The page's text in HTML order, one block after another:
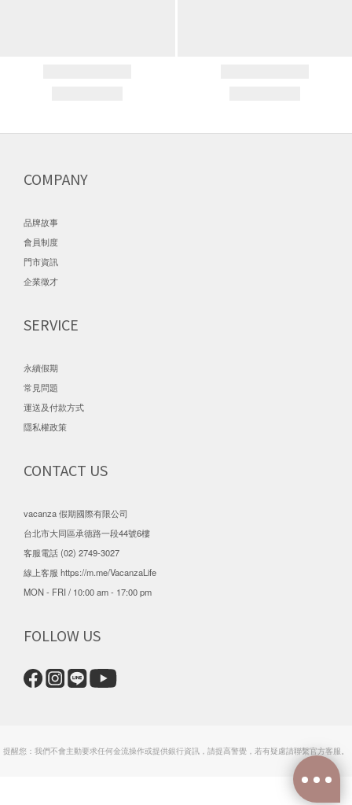
COMPANY
品牌故事
會員制度
門市資訊
企業徵才
SERVICE
永續假期
常見問題
運送及付款方式
隱私權政策
CONTACT US
vacanza 假期國際有限公司
台北市大同區承德路一段44號6樓
客服電話 (02) 2749-3027
線上客服 https://m.me/VacanzaLife
MON - FRI / 10:00 am - 17:00 pm
FOLLOW US
提醒您：我們不會主動要求任何金流操作或提供銀行資訊，請提高警覺，若有疑慮請聯繫官方客服。